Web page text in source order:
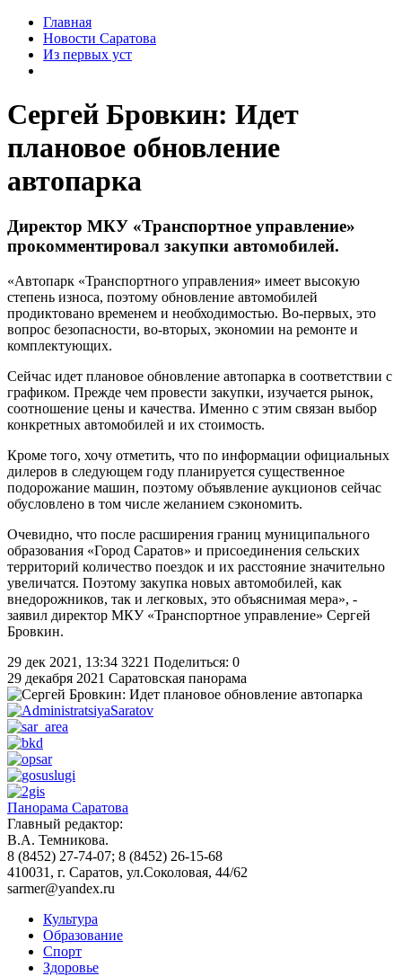
Главная
Новости Саратова
Из пеpвых уст
Сергей Бровкин: Идет
плановое обновление
автопарка
Директор МКУ «Транспортное управление»
прокомментировал закупки автомобилей.
«Автопарк «Транспортного управления» имеет высокую
степень износа, поэтому обновление автомобилей
продиктовано временем и необходимостью. Во-первых, это
вопрос безопасности, во-вторых, экономии на ремонте и
комплектующих.
Сейчас идет плановое обновление автопарка в соответствии с
графиком. Прежде чем провести закупки, изучается рынок,
соотношение цены и качества. Именно с этим связан выбор
конкретных автомобилей и их стоимость.
Кроме того, хочу отметить, что по информации официальных
дилеров в следующем году планируется существенное
подорожание машин, поэтому объявление аукционов сейчас
обусловлено в том числе желанием сэкономить.
Очевидно, что после расширения границ муниципального
образования «Город Саратов» и присоединения сельских
территорий количество поездок и их расстояние значительно
увеличатся. Поэтому закупка новых автомобилей, как
внедорожников, так и легковых, это объяснимая мера», -
заявил директор МКУ «Транспортное управление» Сергей
Бровкин.
29 дек 2021, 13:34 3221 Поделиться: 0
29 декабря 2021 Саратовская панорама
Панорама Саратова
Главный редактор:
В.А. Темникова.
8 (8452) 27-74-07; 8 (8452) 26-15-68
410031, г. Саратов, ул.Соколовая, 44/62
sarmer@yandex.ru
Культура
Образование
Спорт
Здоровье